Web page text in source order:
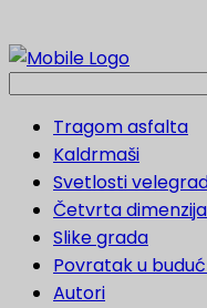
Tragom asfalta
Kaldrmaši
Svetlosti
Četvrta dimenzija
Slike grada
Povratak u
Autori